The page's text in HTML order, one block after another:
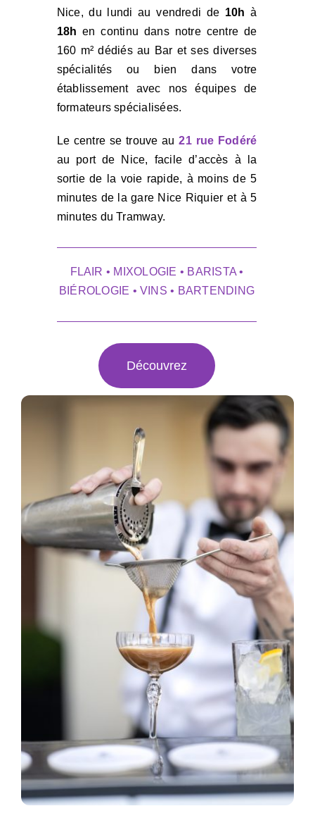
Nice, du lundi au vendredi de 10h à
18h en continu dans notre centre de
160 m² dédiés au Bar et ses diverses
spécialités ou bien dans votre
établissement avec nos équipes de
formateurs spécialisées.
Le centre se trouve au 21 rue Fodéré
au port de Nice, facile d’accès à la
sortie de la voie rapide, à moins de 5
minutes de la gare Nice Riquier et à 5
minutes du Tramway.
FLAIR • MIXOLOGIE • BARISTA •
BIÉROLOGIE • VINS • BARTENDING
Découvrez